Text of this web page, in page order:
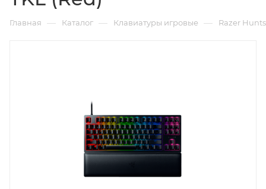
Главная — Каталог — Клавиатуры игровые — Razer